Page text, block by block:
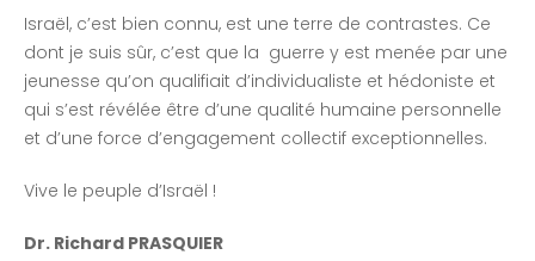
Israël, c’est bien connu, est une terre de contrastes. Ce
dont je suis sûr, c’est que la guerre y est menée par une
jeunesse qu’on qualifiait d’individualiste et hédoniste et
qui s’est révélée être d’une qualité humaine personnelle
et d’une force d’engagement collectif exceptionnelles.
Vive le peuple d’Israël !
Dr. Richard PRASQUIER